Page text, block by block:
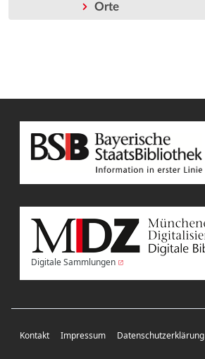
Orte
Digitale Sammlungen
Kontakt Impressum Datenschutzerklärung